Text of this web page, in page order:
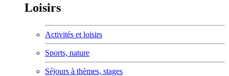
Loisirs
Activités et loisirs
Sports, nature
Séjours à thèmes, stages